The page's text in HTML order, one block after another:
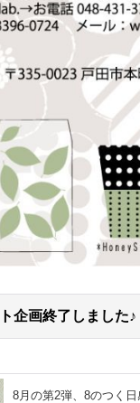
企画終了しました♪
8月の第2弾、8のつく